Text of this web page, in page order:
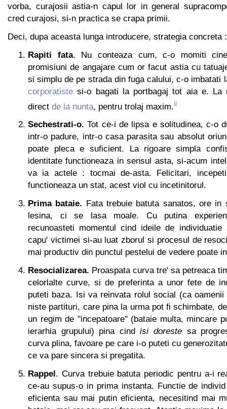
vorba, curajosii astia-n capul lor in general
cred curajosi, si-n practica se crapa primii.
Deci, dupa aceasta lunga introducere, strategia concreta :
Rapiti fata. Nu conteaza cum, c-o momiti
promisiuni de angajare cum or facut astia cu
si simplu de pe strada din fuga calului, c-o imbatati
corporatiste si-o bagati la portbagaj tot aia e. La
direct de la nunta, pentru trolaj maxim.ii
Sechestrati-o. Tot ce-i de lipsa e solitudinea, c-o
intr-o padure, intr-o casa parasita sau absolut
poate pleca e suficient. La rigoare simpla
identitate functioneaza in sensul asta, si-acum
va ia actele : tocmai de-asta. Felicitari,
functioneaza un stat, acest viol cu incetinitorul.
Prima bataie. Fata trebuie batuta sanatos, ore
lesina, ci se lasa moale. Cu putina
recunoasteti momentul cind ideile de
capu' victimei si-au luat zborul si procesul de
mai productiv din punctul pestelui de vedere poate
Resocializarea. Proaspata curva tre' sa petreaca
celorlalte curve, si de preferinta a unor fete de
puteti baza. Isi va reinvata rolul social (ca
niste partituri, care pina la urma pot fi schimbate,
un regim de "incepatoare" (bataie multa, mincare
ierarhia grupului) pina cindisi doreste sa
curva plina, favoare pe care i-o puteti cu
ce va pare sincera si pregatita.
Rappel. Curva trebuie batuta periodic pentru a-i
ce-au supus-o in prima instanta. Functie de
eficienta sau mai putin eficienta, necesitind mai